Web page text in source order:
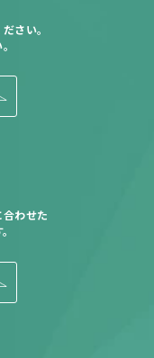
さい。
わせた